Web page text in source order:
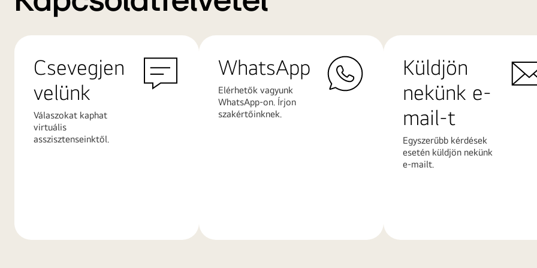
Csevegjen
velünk
Válaszokat kaphat
virtuális
asszisztenseinktől.
WhatsApp
Elérhetők vagyunk
WhatsApp-on. Írjon
szakértőinknek.
Küldjön
nekünk e-
mail-t
Egyszerűbb kérdések
esetén küldjön nekünk
e-mailt.